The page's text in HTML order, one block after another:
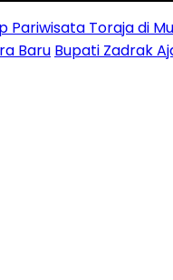
Toraja di
Baru Bupati Zadrak